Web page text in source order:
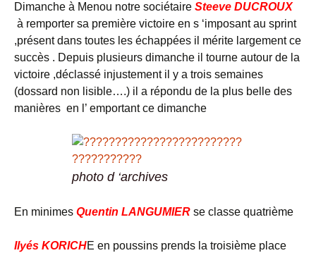
Dimanche à Menou notre sociétaire Steeve DUCROUX
à remporter sa première victoire en s ‘imposant au sprint
,présent dans toutes les échappées il mérite largement ce
succès . Depuis plusieurs dimanche il tourne autour de la
victoire ,déclassé injustement il y a trois semaines
(dossard non lisible….) il a répondu de la plus belle des
manières en l’ emportant ce dimanche
photo d ‘archives
En minimes Quentin LANGUMIER se classe quatrième
Ilyés KORICHE en poussins prends la troisième place